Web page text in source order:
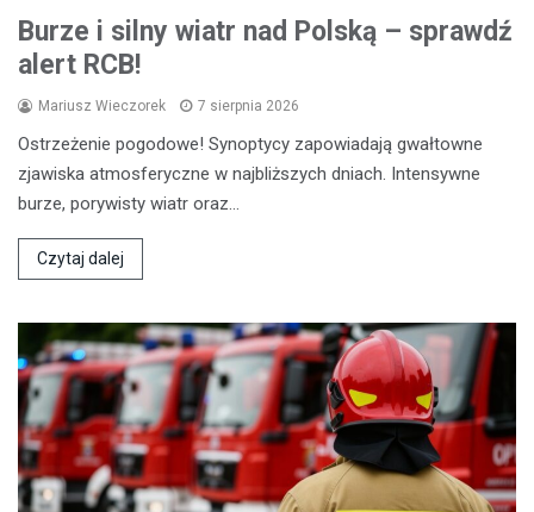
Burze i silny wiatr nad Polską – sprawdź
alert RCB!
Mariusz Wieczorek 7 sierpnia 2026
Ostrzeżenie pogodowe! Synoptycy zapowiadają gwałtowne
zjawiska atmosferyczne w najbliższych dniach. Intensywne
burze, porywisty wiatr oraz…
Czytaj dalej